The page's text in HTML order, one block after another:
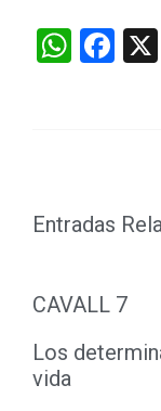
Entradas
CAVALL 7
Los
vida